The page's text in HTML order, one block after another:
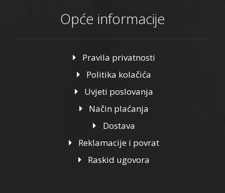
Opće informacije
Pravila privatnosti
Politika kolačića
Uvjeti poslovanja
Način plaćanja
Dostava
Reklamacije i povrat
Raskid ugovora